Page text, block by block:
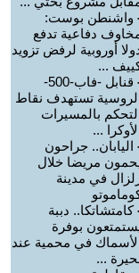
واشنطن بوست:
دفاعية تدفع
أوروبية لرفض تزويد
...
قنابل -فاب-500-
تستهدف نقاط
بالمسيرات
...
اليابان.. جراحون
مريضا خلال
في مدينة
كامتشاتكا.. دببة
بوفرة
في محمية عند
...